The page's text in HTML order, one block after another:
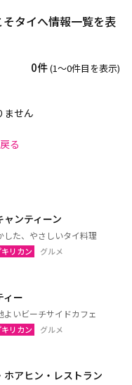
タイへ情報一覧を表
0件(1〜0件目を表示)
ません
る
ンティーン
した、やさしいタイ料理
リカン グルメ
ィー
よいビーチサイドカフェ
リカン グルメ
ホアヒン・レストラン